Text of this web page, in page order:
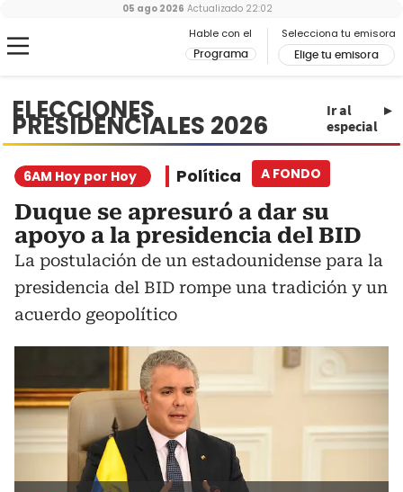
Hable con el
Programa
Selecciona tu emisora
Elige tu emisora
05 ago 2026 Actualizado 22:02
ELECCIONES
PRESIDENCIALES 2026
Ir al
especial
6AM Hoy por Hoy Política A FONDO
Duque se apresuró a dar su
apoyo a la presidencia del BID
La postulación de un estadounidense para la
presidencia del BID rompe una tradición y un
acuerdo geopolítico